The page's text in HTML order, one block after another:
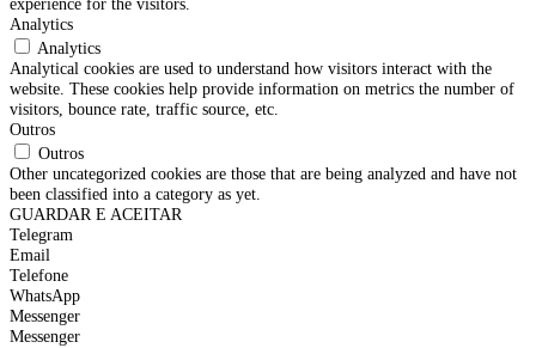
Analytics
Analytics
Analytical cookies are used to understand how visitors interact with the
website. These cookies help provide information on metrics the number of
visitors, bounce rate, traffic source, etc.
Outros
Outros
Other uncategorized cookies are those that are being analyzed and have not
been classified into a category as yet.
GUARDAR E ACEITAR
Telegram
Email
Telefone
WhatsApp
Messenger
Messenger